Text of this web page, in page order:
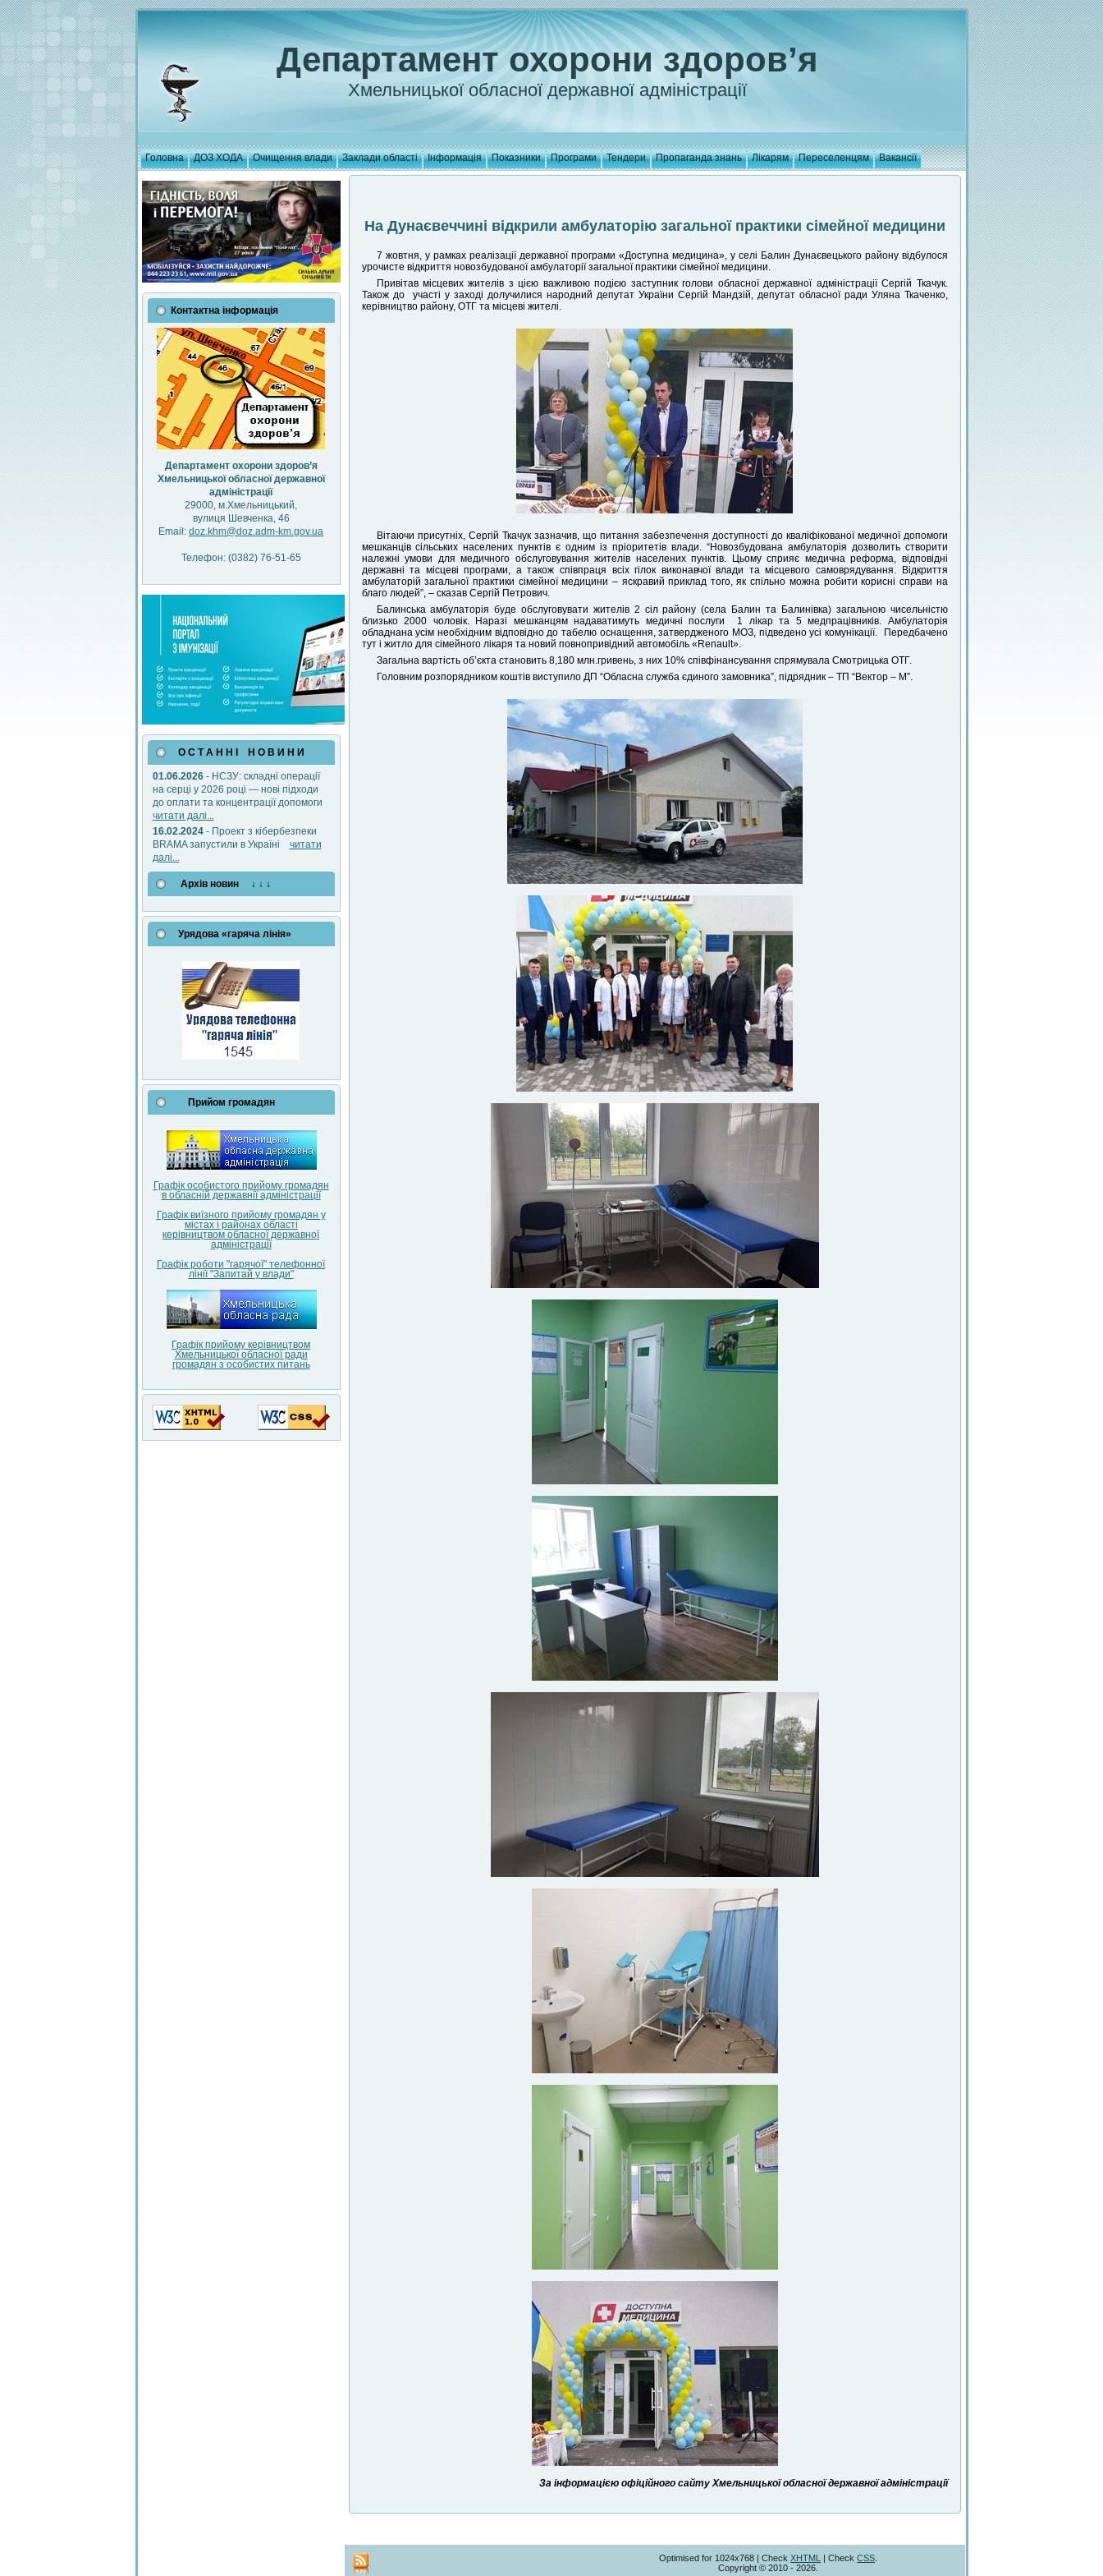
Департамент охорони здоров’я
Хмельницької обласної державної адміністрації
Головна ДОЗ ХОДА Очищення влади Заклади області Інформація Показники Програми Тендери Пропаганда знань Лікарям Переселенцям Вакансії
Контактна інформація
Департамент охорони здоров’я
Хмельницької обласної державної
адміністрації
29000, м.Хмельницький,
вулиця Шевченка, 46
Email: doz.khm@doz.adm-km.gov.ua
Телефон: (0382) 76-51-65
О С Т А Н Н І Н О В И Н И
01.06.2026- НСЗУ: складні операції
на серці у 2026 році — нові підходи
до оплати та концентрації допомоги
читати далі...
16.02.2024- Проект з кібербезпеки
BRAMA запустили в Україні читати
далі...
Архів новин ↓ ↓ ↓
Урядова «гаряча лінія»
Прийом громадян
Графік особистого прийому громадян
в обласній державнії адміністрації
Графік виїзного прийому громадян у
містах і районах області
керівництвом обласної державної
адміністрації
Графік роботи "гарячої" телефонної
лінії "Запитай у влади"
Графік прийому керівництвом
Хмельницької обласної ради
громадян з особистих питань
На Дунаєвеччині відкрили амбулаторію загальної практики сімейної медицини
7 жовтня, у рамках реалізації державної програми «Доступна медицина», у селі Балин Дунаєвецького району відбулося
урочисте відкриття новозбудованої амбулаторії загальної практики сімейної медицини.
Привітав місцевих жителів з цією важливою подією заступник голови обласної державної адміністрації Сергій Ткачук.
Також до участі у заході долучилися народний депутат України Сергій Мандзій, депутат обласної ради Уляна Ткаченко,
керівництво району, ОТГ та місцеві жителі.
Вітаючи присутніх, Сергій Ткачук зазначив, що питання забезпечення доступності до кваліфікованої медичної допомоги
мешканців сільських населених пунктів є одним із пріоритетів влади. “Новозбудована амбулаторія дозволить створити
належні умови для медичного обслуговування жителів населених пунктів. Цьому сприяє медична реформа, відповідні
державні та місцеві програми, а також співпраця всіх гілок виконавчої влади та місцевого самоврядування. Відкриття
амбулаторій загальної практики сімейної медицини – яскравий приклад того, як спільно можна робити корисні справи на
благо людей”, – сказав Сергій Петрович.
Балинська амбулаторія буде обслуговувати жителів 2 сіл району (села Балин та Балинівка) загальною чисельністю
близько 2000 чоловік. Наразі мешканцям надаватимуть медичні послуги 1 лікар та 5 медпрацівників. Амбулаторія
обладнана усім необхідним відповідно до табелю оснащення, затвердженого МОЗ, підведено усі комунікації. Передбачено
тут і житло для сімейного лікаря та новий повнопривідний автомобіль «Renault».
Загальна вартість об’єкта становить 8,180 млн.гривень, з них 10% співфінансування спрямувала Смотрицька ОТГ.
Головним розпорядником коштів виступило ДП “Обласна служба єдиного замовника”, підрядник – ТП “Вектор – М”.
За інформацією офіційного сайту Хмельницької обласної державної адміністрації
Optimised for 1024x768 | Check XHTML | Check CSS
Copyright © 2010 - 2026.